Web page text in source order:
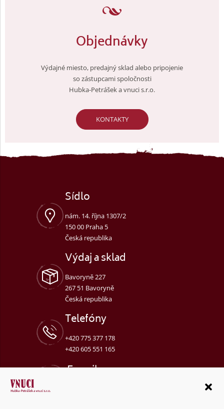
Objednávky
Výdajné miesto, predajný sklad alebo pripojenie
so zástupcami spoločnosti
Hubka-Petrášek a vnuci s.r.o.
KONTAKTY
Sídlo
nám. 14. října 1307/2
150 00 Praha 5
Česká republika
Výdaj a sklad
Bavoryně 227
267 51 Bavoryně
Česká republika
Telefóny
+420 775 377 178
+420 605 551 165
E-mail